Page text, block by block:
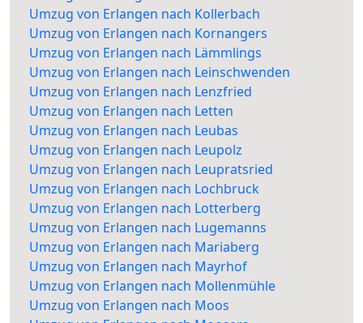
Umzug von Erlangen nach Kollerbach
Umzug von Erlangen nach Kornangers
Umzug von Erlangen nach Lämmlings
Umzug von Erlangen nach Leinschwenden
Umzug von Erlangen nach Lenzfried
Umzug von Erlangen nach Letten
Umzug von Erlangen nach Leubas
Umzug von Erlangen nach Leupolz
Umzug von Erlangen nach Leupratsried
Umzug von Erlangen nach Lochbruck
Umzug von Erlangen nach Lotterberg
Umzug von Erlangen nach Lugemanns
Umzug von Erlangen nach Mariaberg
Umzug von Erlangen nach Mayrhof
Umzug von Erlangen nach Mollenmühle
Umzug von Erlangen nach Moos